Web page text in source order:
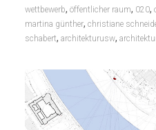
wettbewerb, öffentlicher raum, 020,
martina günther, christiane
schabert, architekturusw,